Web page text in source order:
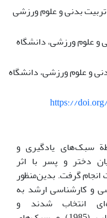
بدنی و علوم ورزشی
و علوم ورزشی، دانشگاه
و علوم ورزشی، دانشگاه
https://
سبک‌های یادگیری و
دختر و پسر با اثر
گرفت. بدین‌منظور
و کارشناسی ارشد به
انتخاب شدند و